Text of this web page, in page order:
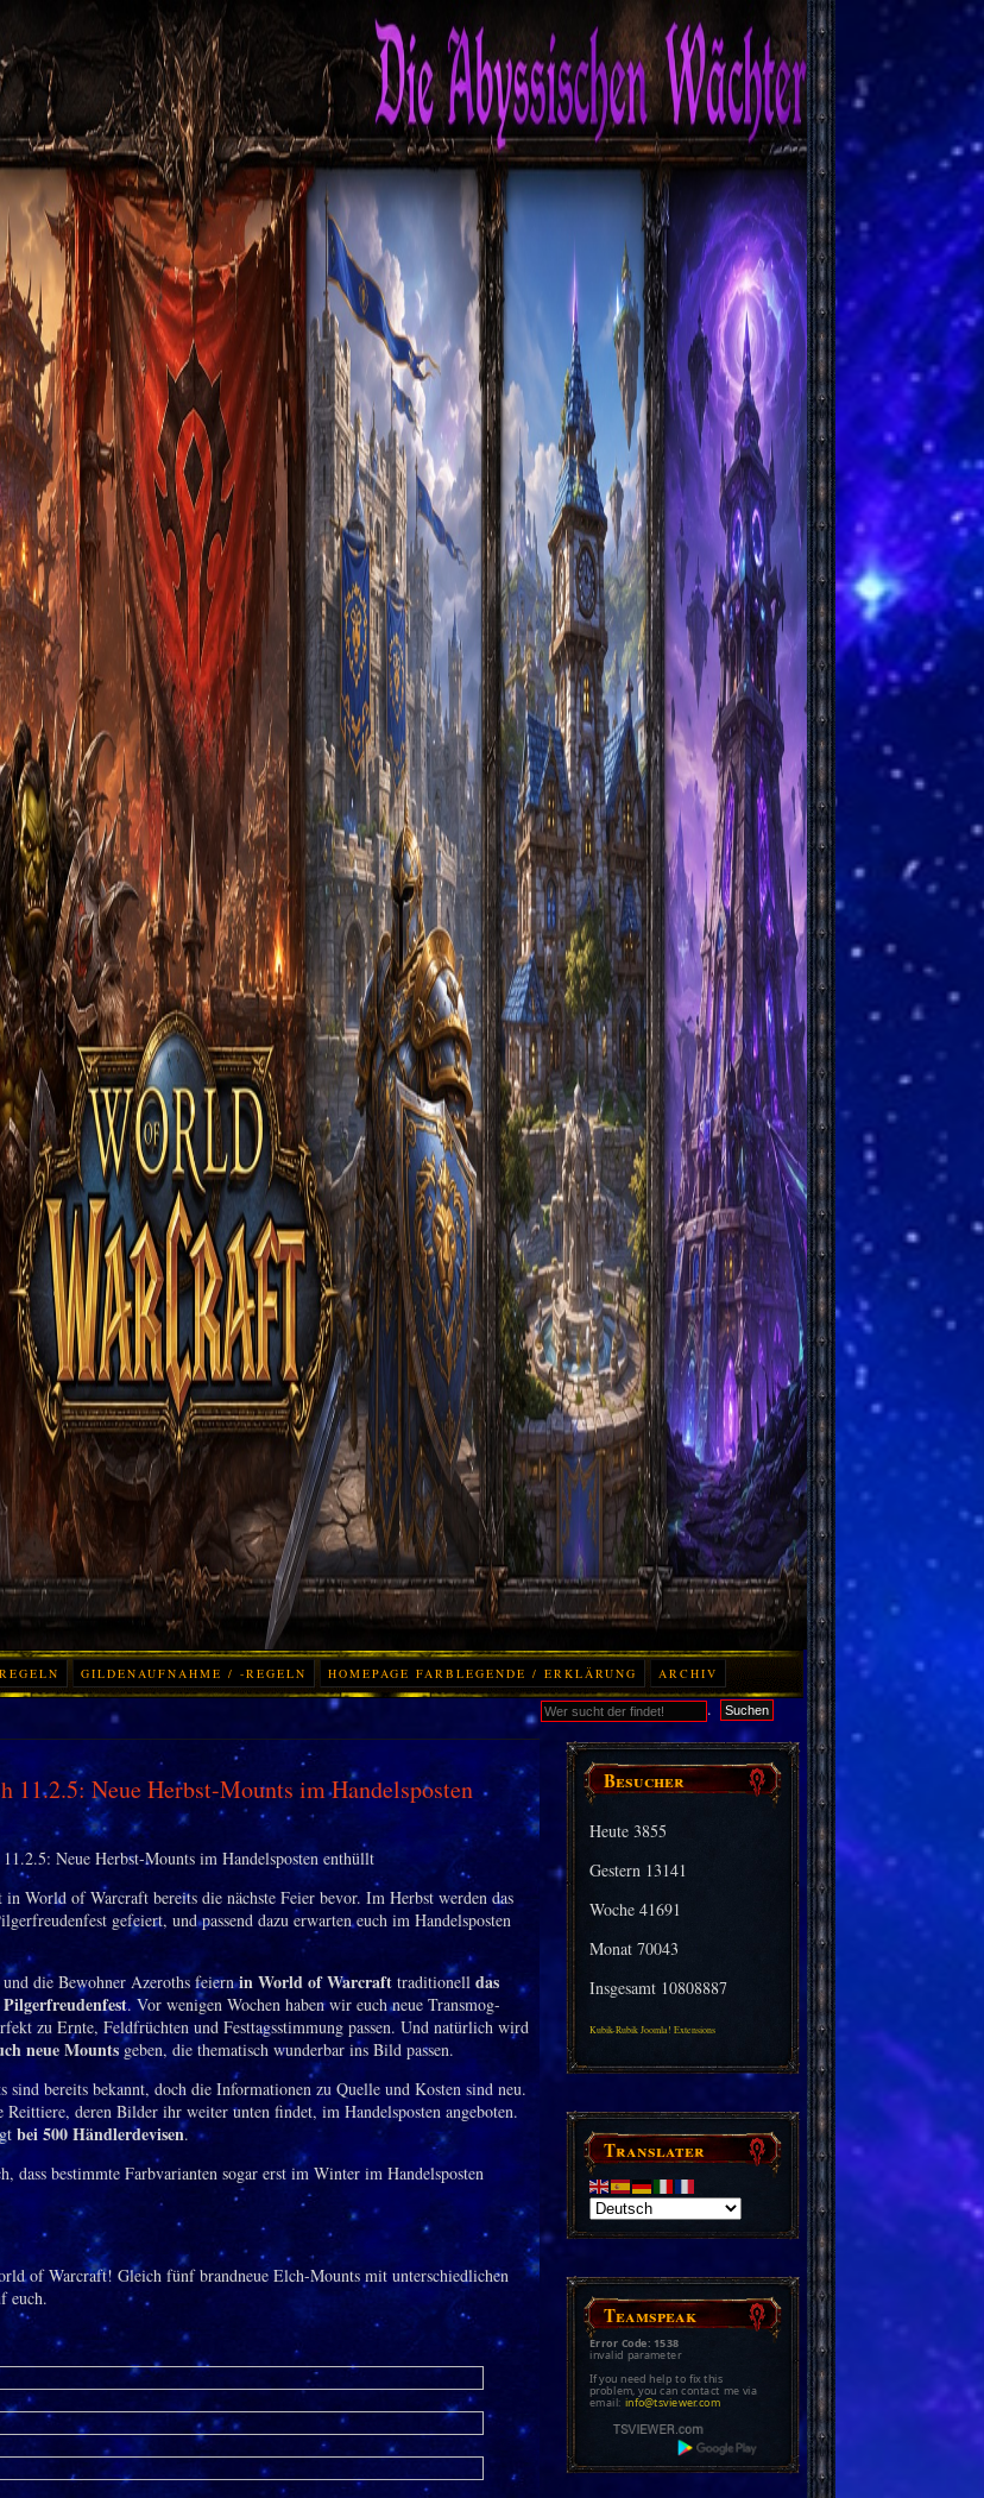
GILDENAUFNAHME / -REGELN HOMEPAGE FARBLEGENDE / ERKLÄRUNG ARCHIV
. Suchen
Besucher
Heute3855
Gestern 13141
Woche41691
Monat70043
Insgesamt 10808887
Kubik-Rubik Joomla! Extensions
Translater
Teamspeak
Error Code: 1538
invalid parameter
If you need help to fix this
problem, you can contact me via
email: info@tsviewer.com
11.2.5: Neue Herbst-Mounts im Handelsposten
in World of Warcraft bereits die nächste Feier bevor. Im Herbst werden das
gefeiert, und passend dazu erwarten euch im Handelsposten
die Bewohner Azeroths feiernin World of Warcrafttraditionell das
Pilgerfreudenfest. Vor wenigen Wochen haben wir euch neue Transmog-
zu Ernte, Feldfrüchten und Festtagsstimmung passen. Und natürlich wird
neue Mountsgeben, die thematisch wunderbar ins Bild passen.
sind bereits bekannt, doch die Informationen zu Quelle und Kosten sind neu.
deren Bilder ihr weiter unten findet, im Handelsposten angeboten.
bei 500 Händlerdevisen.
dass bestimmte Farbvarianten sogar erst im Winter im Handelsposten
of Warcraft! Gleich fünf brandneue Elch-Mounts mit unterschiedlichen
euch.